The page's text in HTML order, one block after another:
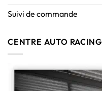
Suivi de commande
CENTRE AUTO RACING